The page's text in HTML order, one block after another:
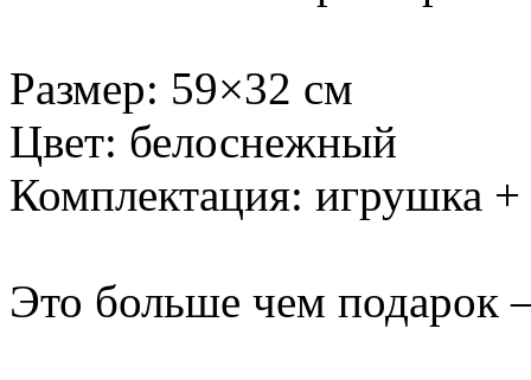
Размер: 59×32 см
Цвет: белоснежный
Комплектация: игрушка
Это больше чем подарок